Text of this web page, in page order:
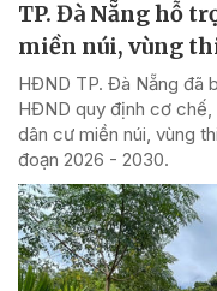
TP. Đà Nẵng hỗ
miền núi, vùng
HĐND TP. Đà Nẵng đã
HĐND quy định cơ
dân cư miền núi, vùng
đoạn 2026 - 2030.